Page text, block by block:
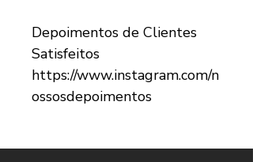
Depoimentos de Clientes
Satisfeitos
https://www.instagram.com/n
ossosdepoimentos